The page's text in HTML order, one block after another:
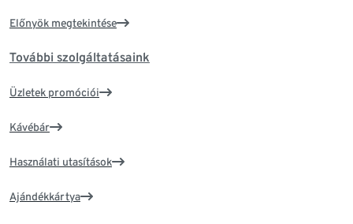
Előnyök megtekintése
További szolgáltatásaink
Üzletek promóciói
Kávébár
Használati utasítások
Ajándékkártya